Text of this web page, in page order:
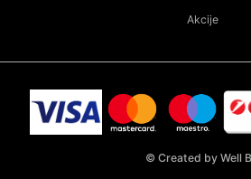
Akcije
© Created by Well